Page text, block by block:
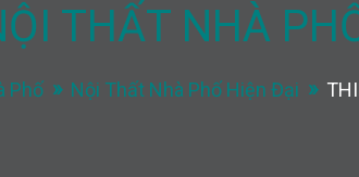
THẤT NHÀ
Phố Nội Thất Nhà Phố Hiện Đại